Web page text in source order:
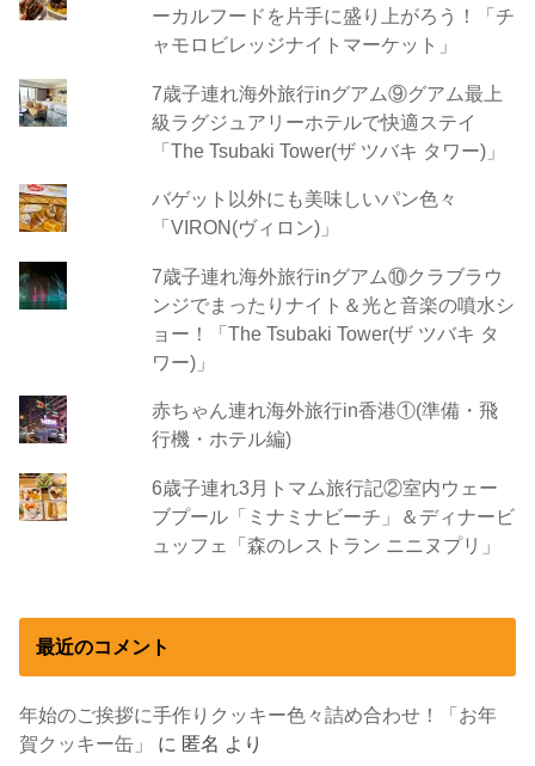
ーカルフードを片手に盛り上がろう！「チ
ャモロビレッジナイトマーケット」
7歳子連れ海外旅行inグアム⑨グアム最上
級ラグジュアリーホテルで快適ステイ
「The Tsubaki Tower(ザ ツバキ タワー)」
バゲット以外にも美味しいパン色々
「VIRON(ヴィロン)」
7歳子連れ海外旅行inグアム⑩クラブラウ
ンジでまったりナイト＆光と音楽の噴水シ
ョー！「The Tsubaki Tower(ザ ツバキ タ
ワー)」
赤ちゃん連れ海外旅行in香港①(準備・飛
行機・ホテル編)
6歳子連れ3月トマム旅行記②室内ウェー
ブプール「ミナミナビーチ」＆ディナービ
ュッフェ「森のレストラン ニニヌプリ」
最近のコメント
年始のご挨拶に手作りクッキー色々詰め合わせ！「お年
賀クッキー缶」
に 匿名 より